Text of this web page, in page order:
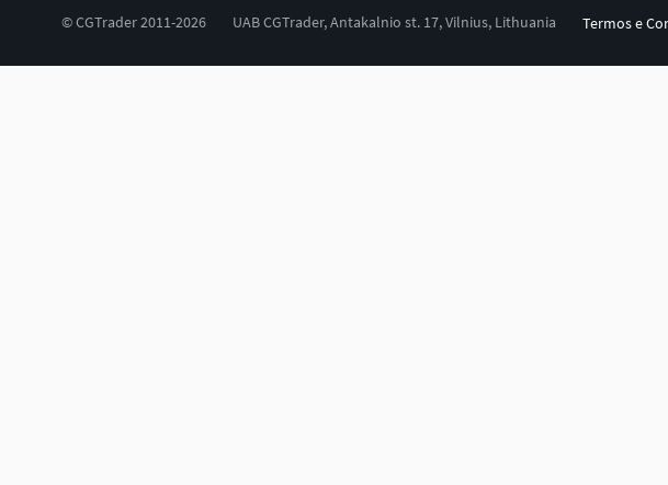
© CGTrader 2011-2026 UAB CGTrader, Antakalnio st. 17, Vilnius, Lithuania Termos e